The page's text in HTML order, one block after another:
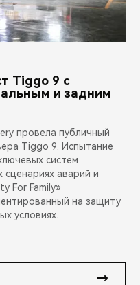
Tiggo 9 с
и задним
провела публичный
Tiggo 9. Испытание
систем
аварий и
For Family»
на защиту
условиях.